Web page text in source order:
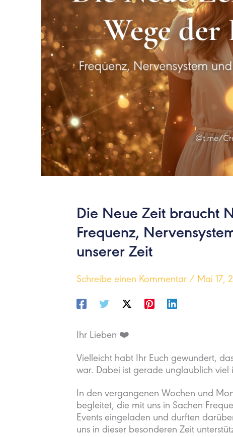
Die Neue Zeit braucht
Frequenz,
unserer Zeit
Schreibe einen Kommentar / Mai 17,
Ihr Lieben ❤️
Vielleicht habt Ihr Euch gewundert,
war. Dabei ist gerade unglaublich viel
In den vergangenen Wochen und
begleitet, die mit uns in Sachen
Events eingeladen und durften
uns in dieser besonderen Zeit